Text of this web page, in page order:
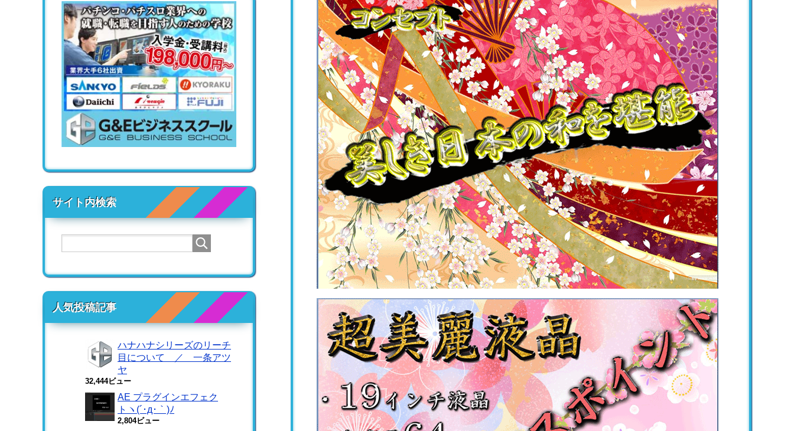
サイト内検索
人気投稿記事
ハナハナシリーズのリーチ
目について ／ 一条アツ
ヤ
32,444ビュー
AE プラグインエフェク
トヽ(´･д･｀)ﾉ
2,804ビュー